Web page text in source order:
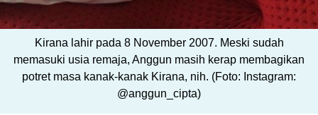
Kirana lahir pada 8 November 2007. Meski sudah
memasuki usia remaja, Anggun masih kerap membagikan
potret masa kanak-kanak Kirana, nih. (Foto: Instagram:
@anggun_cipta)